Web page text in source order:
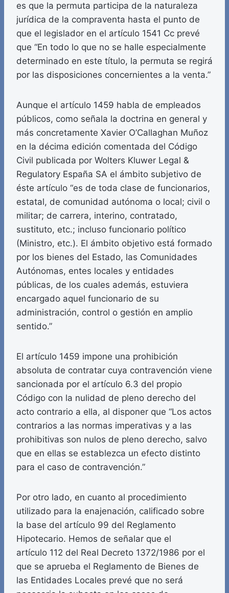
es que la permuta participa de la naturaleza
jurídica de la compraventa hasta el punto de
que el legislador en el artículo 1541 Cc prevé
que “En todo lo que no se halle especialmente
determinado en este título, la permuta se regirá
por las disposiciones concernientes a la venta.”
Aunque el artículo 1459 habla de empleados
públicos, como señala la doctrina en general y
más concretamente Xavier O’Callaghan Muñoz
en la décima edición comentada del Código
Civil publicada por Wolters Kluwer Legal &
Regulatory España SA el ámbito subjetivo de
éste artículo “es de toda clase de funcionarios,
estatal, de comunidad autónoma o local; civil o
militar; de carrera, interino, contratado,
sustituto, etc.; incluso funcionario político
(Ministro, etc.). El ámbito objetivo está formado
por los bienes del Estado, las Comunidades
Autónomas, entes locales y entidades
públicas, de los cuales además, estuviera
encargado aquel funcionario de su
administración, control o gestión en amplio
sentido.”
El artículo 1459 impone una prohibición
absoluta de contratar cuya contravención viene
sancionada por el artículo 6.3 del propio
Código con la nulidad de pleno derecho del
acto contrario a ella, al disponer que “Los actos
contrarios a las normas imperativas y a las
prohibitivas son nulos de pleno derecho, salvo
que en ellas se establezca un efecto distinto
para el caso de contravención.”
Por otro lado, en cuanto al procedimiento
utilizado para la enajenación, calificado sobre
la base del artículo 99 del Reglamento
Hipotecario. Hemos de señalar que el
artículo 112 del Real Decreto 1372/1986 por el
que se aprueba el Reglamento de Bienes de
las Entidades Locales prevé que no será